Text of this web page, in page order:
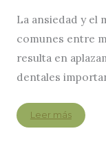
La ansiedad y el
comunes entre
resulta en
dentales
Sedación
consciente
en
Leer más